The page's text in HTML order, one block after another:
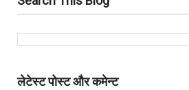
लेटेस्ट पोस्ट और कमेन्ट